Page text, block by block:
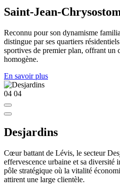
Saint-Jean-
Reconnu pour son dynamisme
distingue par ses quartiers
sportives de premier plan, offrant un
homogène.
En savoir plus
04 04
Desjardins
Cœur battant de Lévis, le secteur
effervescence urbaine et sa diversité
pôle stratégique où la vitalité
attirent une large clientèle.